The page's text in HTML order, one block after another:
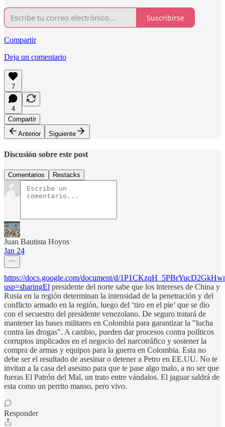
Suscribirse
Compartir
Deja un comentario
7
4
Compartir
Anterior
Siguiente
Discusión sobre este post
Comentarios Restacks
Juan Bautista Hoyos
Jan 24
https://docs.google.com/document/d/
usp=sharingEl presidente del norte sabe que los intereses de China y
Rusia en la región determinan la intensidad de la penetración y del
conflicto armado en la región, luego del ‘tiro en el pie’ que se dio
con el secuestro del presidente venezolano. De seguro tratará de
mantener las bases militares en Colombia para garantizar la "lucha
contra las drogas". A cambio, pueden dar procesos contra políticos
corruptos implicados en el negocio del narcotráfico y sostener la
compra de armas y equipos para la guerra en Colombia. Esta no
debe ser el resultado de asesinar o detener a Petro en EE.UU. No te
invitan a la casa del asesino para que te pase algo malo, a no ser que
fueras El Patrón del Mal, un trato entre vándalos. El jaguar saldrá de
esta como un perrito manso, pero vivo.
Responder